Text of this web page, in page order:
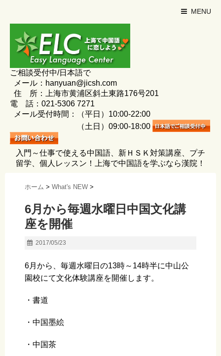
MENU
ご相談受付中/日本語で
メール：hanyuan@jicsh.com
住 所：上海市黄浦区斜土東路176号201
電 話：021-5306 7271
メール受付時間：（平日）10:00-22:00
（土日）09:00-18:00
入門～仕事で使える中国語、新ＨＳＫ対策講座、プチ
留学、個人レッスン！上海で中国語を学ぶなら漢院！
ホーム > What's NEW >
6月から毎週水曜日中国文化講
座を開催
2017/05/23
6月から、毎週水曜日の13時～14時半に中山公
園校にて文化体験講座を開催します。
・書道
・中国墨絵
・中国茶